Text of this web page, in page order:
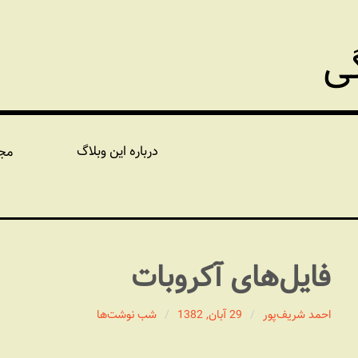
درباره این وبلاگ
فایل‌های آکروبات
احمد شریف‌پور 29 آبان, 1382 شب نوشت‌ها